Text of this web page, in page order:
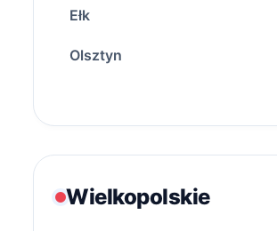
Ełk
Olsztyn
Wielkopolskie